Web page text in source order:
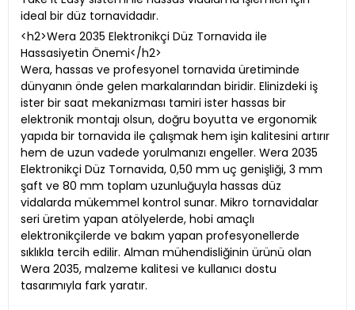
ideal bir düz tornavidadır.
<h2>Wera 2035 Elektronikçi Düz Tornavida ile
Hassasiyetin Önemi</h2>
Wera, hassas ve profesyonel tornavida üretiminde
dünyanın önde gelen markalarından biridir. Elinizdeki iş
ister bir saat mekanizması tamiri ister hassas bir
elektronik montajı olsun, doğru boyutta ve ergonomik
yapıda bir tornavida ile çalışmak hem işin kalitesini artırır
hem de uzun vadede yorulmanızı engeller. Wera 2035
Elektronikçi Düz Tornavida, 0,50 mm uç genişliği, 3 mm
şaft ve 80 mm toplam uzunluğuyla hassas düz
vidalarda mükemmel kontrol sunar. Mikro tornavidalar
seri üretim yapan atölyelerde, hobi amaçlı
elektronikçilerde ve bakım yapan profesyonellerde
sıklıkla tercih edilir. Alman mühendisliğinin ürünü olan
Wera 2035, malzeme kalitesi ve kullanıcı dostu
tasarımıyla fark yaratır.